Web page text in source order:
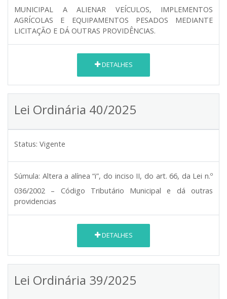
MUNICIPAL A ALIENAR VEÍCULOS, IMPLEMENTOS
AGRÍCOLAS E EQUIPAMENTOS PESADOS MEDIANTE
LICITAÇÃO E DÁ OUTRAS PROVIDÊNCIAS.
DETALHES
Lei Ordinária 40/2025
Status: Vigente
Súmula: Altera a alínea “i”, do inciso II, do art. 66, da Lei n.º
036/2002 – Código Tributário Municipal e dá outras
providencias
DETALHES
Lei Ordinária 39/2025